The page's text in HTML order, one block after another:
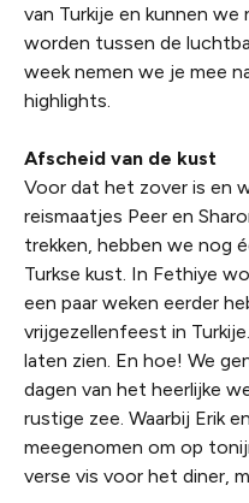
van Turkije en kunnen
worden tussen de
week nemen we je mee
highlights.
Afscheid van de kust
Voor dat het zover is en
reismaatjes Peer en
trekken, hebben we nog
Turkse kust. In Fethiye
een paar weken eerder
vrijgezellenfeest in
laten zien. En hoe! We
dagen van het heerlijke
rustige zee. Waarbij Erik
meegenomen om op
verse vis voor het diner,